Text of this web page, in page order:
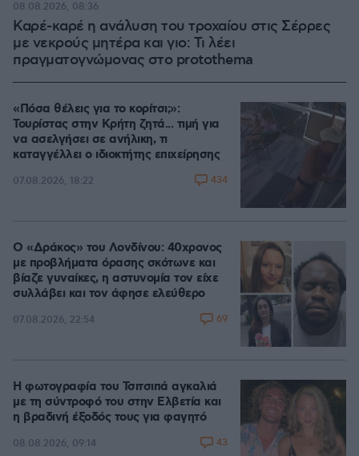
Καρέ-καρέ η ανάλυση του τροχαίου στις Σέρρες
με νεκρούς μητέρα και γιο: Τι λέει
πραγματογνώμονας στο protothema
08.08.2026, 08:36
«Πόσα θέλεις για το κορίτσι;»:
Τουρίστας στην Κρήτη ζητά... τιμή για
να ασελγήσει σε ανήλικη, τι
καταγγέλλει ο ιδιοκτήτης επιχείρησης
07.08.2026, 18:22 434
Ο «Δράκος» του Λονδίνου: 40χρονος
με προβλήματα όρασης σκότωνε και
βίαζε γυναίκες, η αστυνομία τον είχε
συλλάβει και τον άφησε ελεύθερο
07.08.2026, 22:54 69
Η φωτογραφία του Τσιτσιπά αγκαλιά
με τη σύντροφό του στην Ελβετία και
η βραδινή έξοδός τους για φαγητό
08.08.2026, 09:14 43